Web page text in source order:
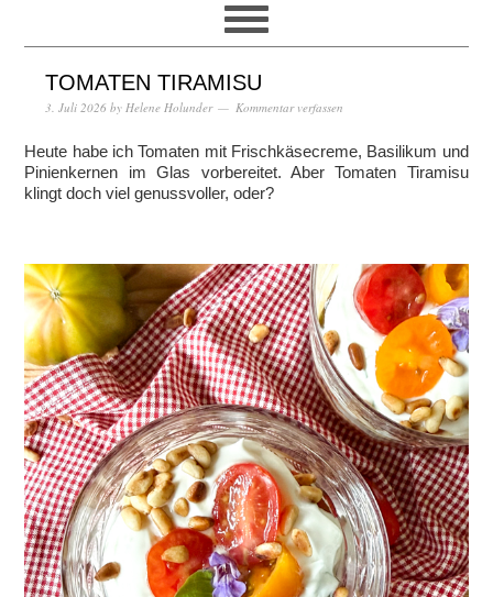
TOMATEN TIRAMISU
3. Juli 2026 by Helene Holunder Kommentar verfassen
Heute habe ich Tomaten mit Frischkäsecreme, Basilikum und
Pinienkernen im Glas vorbereitet. Aber Tomaten Tiramisu
klingt doch viel genussvoller, oder?